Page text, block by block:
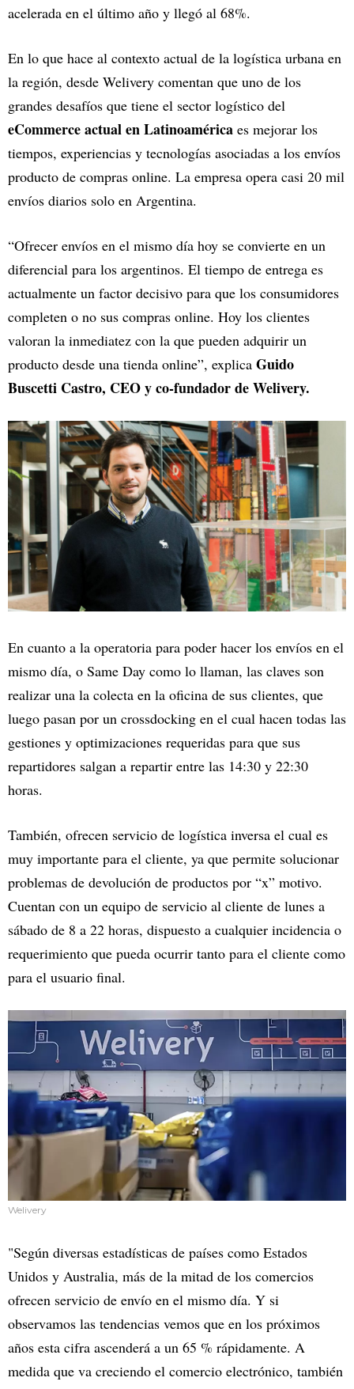
acelerada en el último año y llegó al 68%.
En lo que hace al contexto actual de la logística urbana en
la región, desde Welivery comentan que uno de los
grandes desafíos que tiene el sector logístico del
eCommerce actual en Latinoamérica es mejorar los
tiempos, experiencias y tecnologías asociadas a los envíos
producto de compras online. La empresa opera casi 20 mil
envíos diarios solo en Argentina.
“Ofrecer envíos en el mismo día hoy se convierte en un
diferencial para los argentinos. El tiempo de entrega es
actualmente un factor decisivo para que los consumidores
completen o no sus compras online. Hoy los clientes
valoran la inmediatez con la que pueden adquirir un
producto desde una tienda online”, explica Guido
Buscetti Castro, CEO y co-fundador de Welivery.
En cuanto a la operatoria para poder hacer los envíos en el
mismo día, o Same Day como lo llaman, las claves son
realizar una la colecta en la oficina de sus clientes, que
luego pasan por un crossdocking en el cual hacen todas las
gestiones y optimizaciones requeridas para que sus
repartidores salgan a repartir entre las 14:30 y 22:30
horas.
También, ofrecen servicio de logística inversa el cual es
muy importante para el cliente, ya que permite solucionar
problemas de devolución de productos por “x” motivo.
Cuentan con un equipo de servicio al cliente de lunes a
sábado de 8 a 22 horas, dispuesto a cualquier incidencia o
requerimiento que pueda ocurrir tanto para el cliente como
para el usuario final.
Welivery
"Según diversas estadísticas de países como Estados
Unidos y Australia, más de la mitad de los comercios
ofrecen servicio de envío en el mismo día. Y si
observamos las tendencias vemos que en los próximos
años esta cifra ascenderá a un 65 % rápidamente. A
medida que va creciendo el comercio electrónico, también